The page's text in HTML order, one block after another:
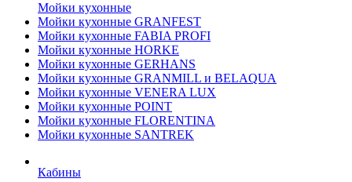
Мойки кухонные
Мойки кухонные GRANFEST
Мойки кухонные FABIA PROFI
Мойки кухонные HORKE
Мойки кухонные GERHANS
Мойки кухонные GRANMILL и BELAQUA
Мойки кухонные VENERA LUX
Мойки кухонные POINT
Мойки кухонные FLORENTINA
Мойки кухонные SANTREK
Кабины